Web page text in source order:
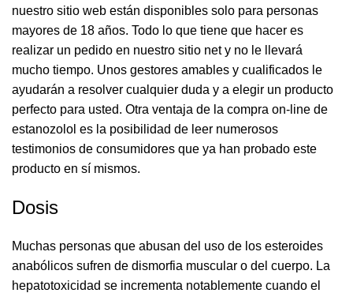
nuestro sitio web están disponibles solo para personas
mayores de 18 años. Todo lo que tiene que hacer es
realizar un pedido en nuestro sitio net y no le llevará
mucho tiempo. Unos gestores amables y cualificados le
ayudarán a resolver cualquier duda y a elegir un producto
perfecto para usted. Otra ventaja de la compra on-line de
estanozolol es la posibilidad de leer numerosos
testimonios de consumidores que ya han probado este
producto en sí mismos.
Dosis
Muchas personas que abusan del uso de los esteroides
anabólicos sufren de dismorfia muscular o del cuerpo. La
hepatotoxicidad se incrementa notablemente cuando el